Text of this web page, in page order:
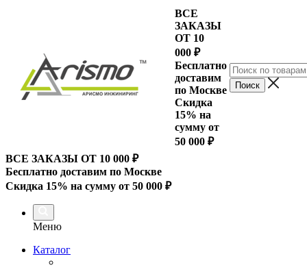
ВСЕ
ЗАКАЗЫ
ОТ 10
000 ₽
Бесплатно
доставим
по Москве
Скидка
15% на
сумму от
50 000 ₽
ВСЕ ЗАКАЗЫ ОТ 10 000 ₽
Бесплатно доставим по Москве
Скидка 15% на сумму от 50 000 ₽
Меню
Каталог